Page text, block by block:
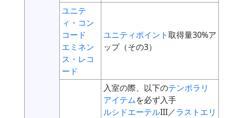
ユニテ
ィ・コン
コード
エミネン
ス・レコ
ード
ユニティポイント取得量30%ア
ップ（その3）
入室の際、以下のテンポラリ
アイテムを必ず入手
ルシドエーテルIII／ラストエリ